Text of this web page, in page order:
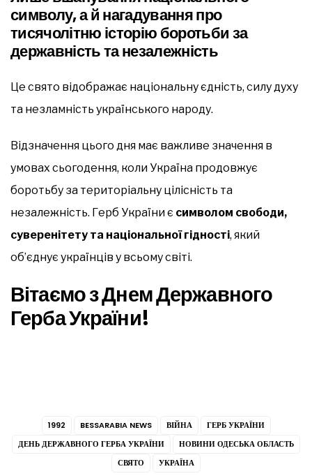
символу, а й нагадування про
тисячолітню історію боротьби за
державність та незалежність
Це свято відображає національну єдність, силу духу
та незламність українського народу.
Відзначення цього дня має важливе значення в
умовах сьогодення, коли Україна продовжує
боротьбу за територіальну цілісність та
незалежність. Герб України є символом свободи,
суверенітету та національної гідності, який
об’єднує українців у всьому світі.
Вітаємо з Днем Державного
Герба України!
1992 BESSARABIA NEWS ВІЙНА
ГЕРБ УКРАЇНИ
ДЕНЬ ДЕРЖАВНОГО ГЕРБА УКРАЇНИ
НОВИНИ ОДЕСЬКА ОБЛАСТЬ
СВЯТО
УКРАЇНА